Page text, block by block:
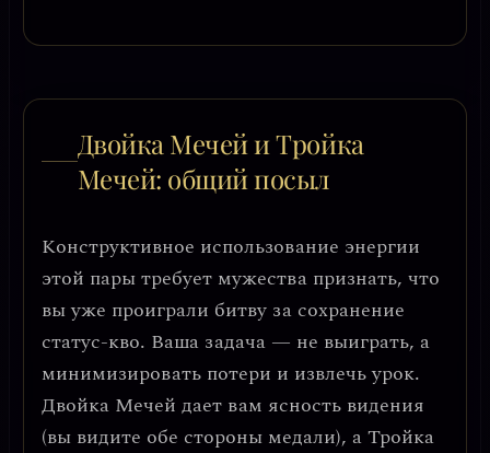
Двойка Мечей и Тройка
Мечей: общий посыл
Конструктивное использование энергии
этой пары требует мужества признать, что
вы уже проиграли битву за сохранение
статус-кво. Ваша задача — не выиграть, а
минимизировать потери и извлечь урок.
Двойка Мечей дает вам ясность видения
(вы видите обе стороны медали), а Тройка